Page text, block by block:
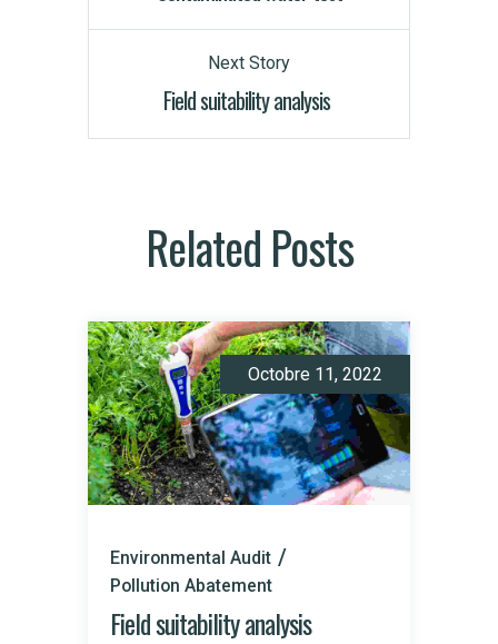
Next Story
Field suitability analysis
Related Posts
Octobre 11, 2022
Environmental Audit
Pollution Abatement
Field suitability analysis